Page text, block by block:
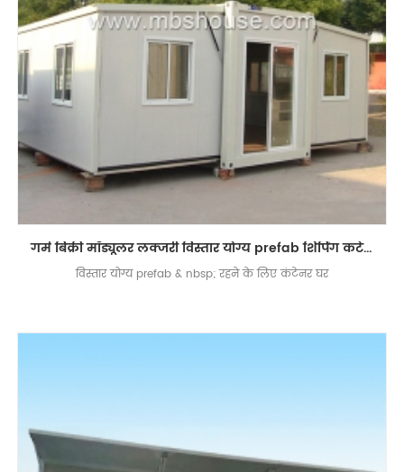
गर्म बिक्री मॉड्यूलर लक्जरी विस्तार योग्य prefab शिपिंग कंटेनर घर रहने के लिए
विस्तार योग्य prefab & nbsp; रहने के लिए कंटेनर घर